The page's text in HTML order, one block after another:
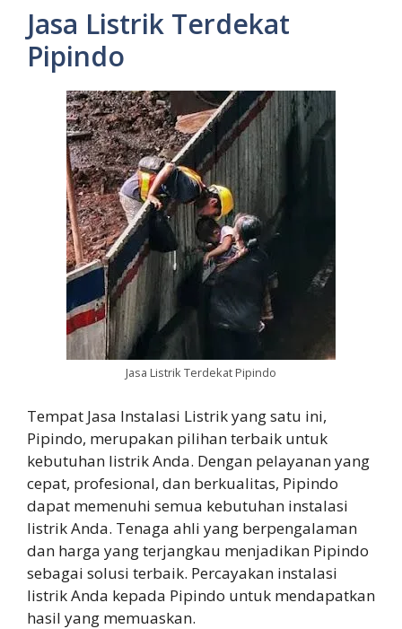
Jasa Listrik Terdekat
Pipindo
Jasa Listrik Terdekat Pipindo
Tempat Jasa Instalasi Listrik yang satu ini,
Pipindo, merupakan pilihan terbaik untuk
kebutuhan listrik Anda. Dengan pelayanan yang
cepat, profesional, dan berkualitas, Pipindo
dapat memenuhi semua kebutuhan instalasi
listrik Anda. Tenaga ahli yang berpengalaman
dan harga yang terjangkau menjadikan Pipindo
sebagai solusi terbaik. Percayakan instalasi
listrik Anda kepada Pipindo untuk mendapatkan
hasil yang memuaskan.